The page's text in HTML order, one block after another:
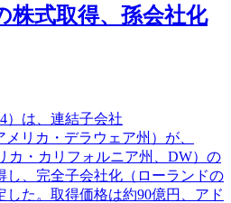
株式取得、孫会社化
）は、連結子会社
メリカ・デラウェア州）が、
カ・カリフォルニア州、DW）の
し、完全子会社化（ローランドの
た。取得価格は約90億円、アド